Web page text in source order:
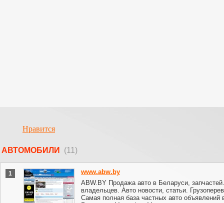
Нравится
АВТОМОБИЛИ (11)
1
www.abw.by
ABW.BY Продажа авто в Беларуси,
владельцев. Авто новости, статьи.
Самая полная база частных авто объявлений